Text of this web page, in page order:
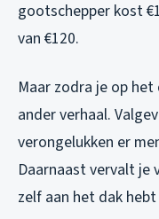
gootschepper kost
van €120.
Maar zodra je op
ander verhaal.
verongelukken er
Daarnaast vervalt je
zelf aan het dak